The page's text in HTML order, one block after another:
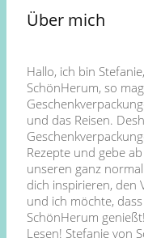
Über mich
Hallo, ich bin
SchönHerum, so
und das Reisen.
Rezepte und gebe
unseren ganz
dich inspirieren, den
und ich möchte,
SchönHerum
Lesen! Stefanie von